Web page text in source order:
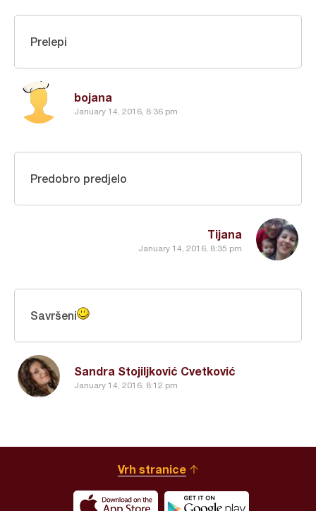
bojana
January 14, 2016, 8:36 pm
Prelepi
Tijana
January 14, 2016, 8:35 pm
Predobro predjelo
Sandra Stojiljković Cvetković
January 14, 2016, 8:12 pm
Savršeni
Vrh stranice